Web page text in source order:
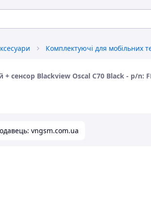
сенсор Blackview Oscal C70 Black - p/n:
vngsm.com.ua